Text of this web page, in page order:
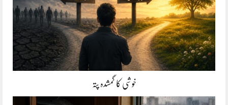
خوشی کا گمشدہ پتہ